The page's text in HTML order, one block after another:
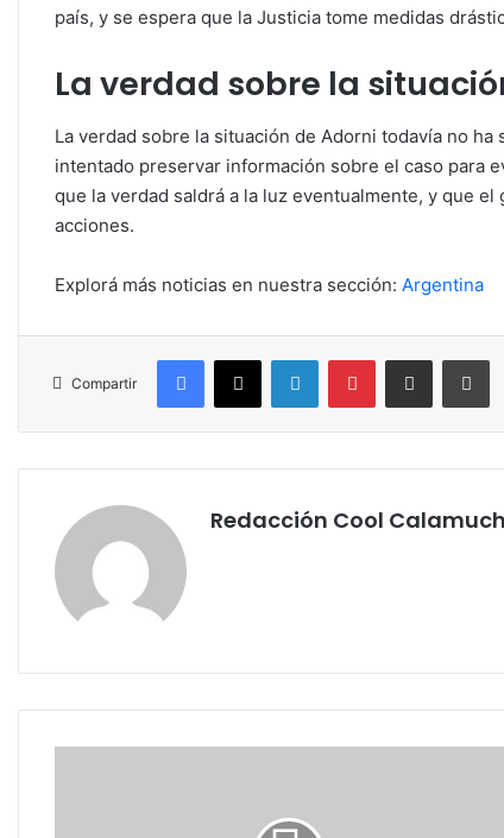
país, y se espera que la Justicia tome medidas
La verdad sobre la
La verdad sobre la situación de Adorni todavía no
intentado preservar información sobre el caso para
que la verdad saldrá a la luz eventualmente, y que
acciones.
Explorá más noticias en nuestra sección: Argentina
Compartir
Facebook
X LinkedInPinterestCompartir por correo electrónico
Redacción Cool